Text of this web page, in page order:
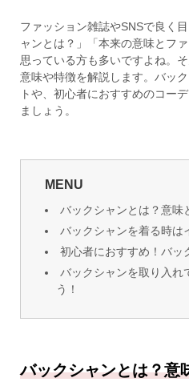
ファッション雑誌やSNSで良く
ャンとは？」「本来の意味とフ
思っている方も多いですよね。
意味や特徴を解説します。バッ
トや、初心者におすすめのコー
ましょう。
MENU
バックシャンとは？意味
バックシャンを着る時は
初心者におすすめ！バッ
バックシャンを取り入れ
う！
バックシャンとは？意